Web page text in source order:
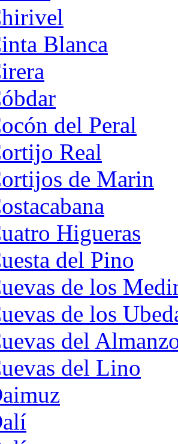
Blanca
del Peral
Real
de Marin
Higueras
del Pino
de los
de los
del
del Lino